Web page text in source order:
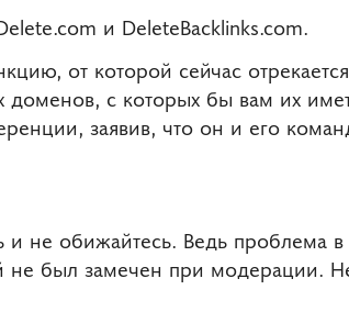
и DeleteBacklinks.com.
от которой сейчас
с которых бы вам их
заявив, что он и его
не обижайтесь. Ведь проблема в
был замечен при модерации.